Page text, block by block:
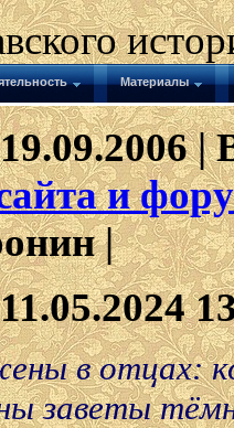
Материалы
|
и
|
в отцах:
заветы